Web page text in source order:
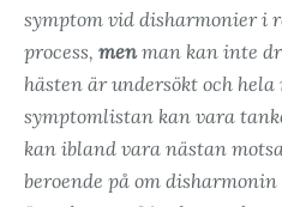
symptom vid disharmonier i
process, menman kan inte
hästen är undersökt och
symptomlistan kan vara
kan ibland vara nästan
beroende på om